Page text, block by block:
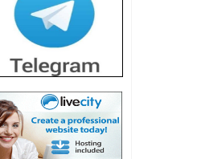
חשיפת מה שלא
רוצים שתדעו בעניין
פריסת אנלימיטד
(בניחוח בלתי נסבל) -
כאן
חשיפה: איוב קרא
אישר לקבוצת סלקום
בדיוק מה שביבי אישר
כאן